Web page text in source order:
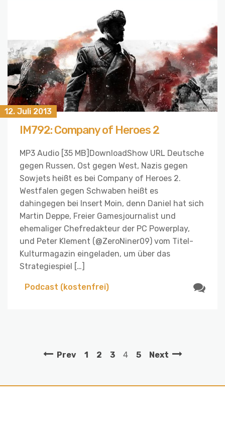
12. Juli 2013
IM792: Company of Heroes 2
MP3 Audio [35 MB]DownloadShow URL Deutsche
gegen Russen, Ost gegen West, Nazis gegen
Sowjets heißt es bei Company of Heroes 2.
Westfalen gegen Schwaben heißt es
dahingegen bei Insert Moin, denn Daniel hat sich
Martin Deppe, Freier Gamesjournalist und
ehemaliger Chefredakteur der PC Powerplay,
und Peter Klement (@ZeroNiner09) vom Titel-
Kulturmagazin eingeladen, um über das
Strategiespiel […]
Podcast (kostenfrei)
Prev 1 2 3 4 5 Next